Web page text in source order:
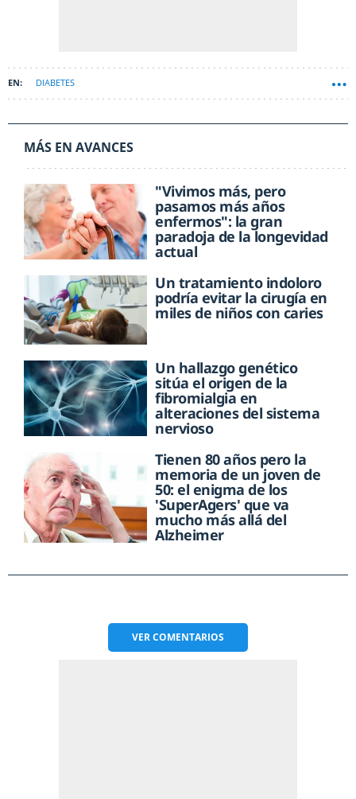
DIABETES
MÁS EN AVANCES
"Vivimos más, pero
pasamos más años
enfermos": la gran
paradoja de la longevidad
actual
Un tratamiento indoloro
podría evitar la cirugía en
miles de niños con caries
Un hallazgo genético
sitúa el origen de la
fibromialgia en
alteraciones del sistema
nervioso
Tienen 80 años pero la
memoria de un joven de
50: el enigma de los
'SuperAgers' que va
mucho más allá del
Alzheimer
VERCOMENTARIOS